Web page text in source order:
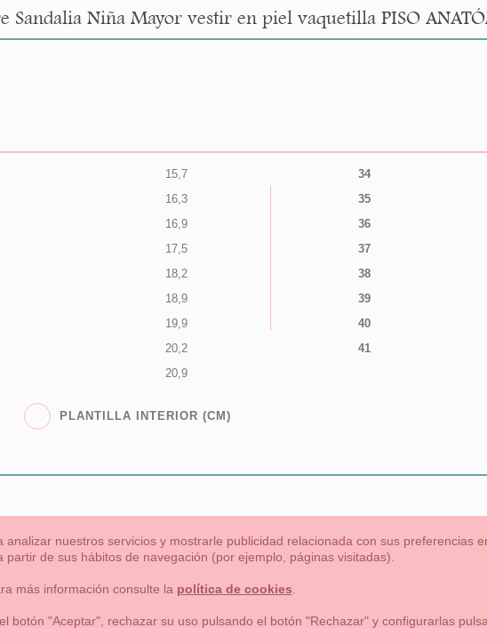
Sandalia Niña Mayor vestir en piel vaquetilla PISO
15,7
16,3
16,9
17,5
18,2
18,9
19,9
20,2
20,9
34
35
36
37
38
39
40
41
PLANTILLA INTERIOR (CM)
Niño Mamas & Papas NUEVA COLECCION OUTLET-ULTIMAS TALLAS
, política de devoluciones y reembolsos Privacidad
nuestros servicios y mostrarle publicidad relacionada con sus preferencias
partir de sus hábitos de navegación (por ejemplo, páginas visitadas).
más información consulte la política de cookies
botón "Aceptar", rechazar su uso pulsando el botón "Rechazar" y configurarlas